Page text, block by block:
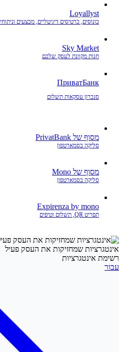
Loyallyst
בונוסים, כרטיסים דיגיטליים, מבצעים
Sky Market
חנות מקוונת לעסק שלכם
ПриватБанк
סנכרון עסקאות תשלום
מסוף של PrivatBank
סליקה בסמארטפון
מסוף של Mono
סליקה בסמארטפון
Expirenza by mono
תפריט QR, תשלום וטיפים
אינטגרציות שמחזיקות את העסק פעיל
רשימת אינטגרציות
עבור